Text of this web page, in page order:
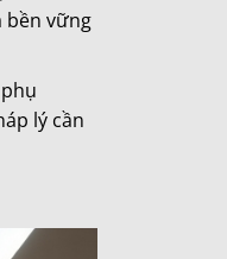
bền vững
lý cần